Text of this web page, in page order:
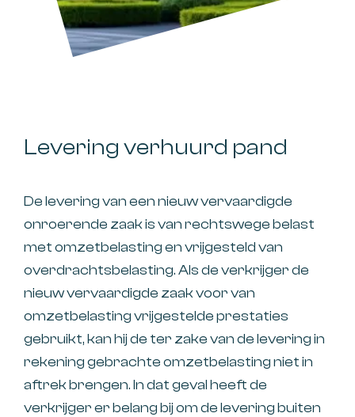
Levering verhuurd pand
De levering van een nieuw vervaardigde
onroerende zaak is van rechtswege belast
met omzetbelasting en vrijgesteld van
overdrachtsbelasting. Als de verkrijger de
nieuw vervaardigde zaak voor van
omzetbelasting vrijgestelde prestaties
gebruikt, kan hij de ter zake van de levering in
rekening gebrachte omzetbelasting niet in
aftrek brengen. In dat geval heeft de
verkrijger er belang bij om de levering buiten